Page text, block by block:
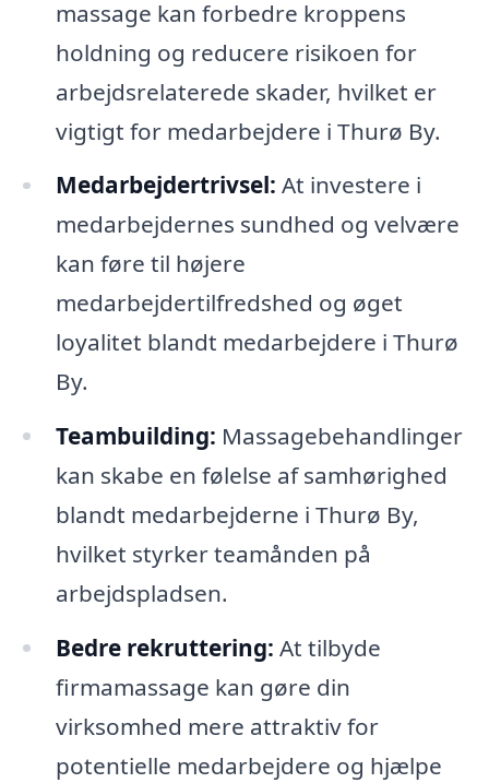
massage kan forbedre kroppens
holdning og reducere risikoen for
arbejdsrelaterede skader, hvilket er
vigtigt for medarbejdere i Thurø By.
Medarbejdertrivsel: At investere i
medarbejdernes sundhed og velvære
kan føre til højere
medarbejdertilfredshed og øget
loyalitet blandt medarbejdere i Thurø
By.
Teambuilding: Massagebehandlinger
kan skabe en følelse af samhørighed
blandt medarbejderne i Thurø By,
hvilket styrker teamånden på
arbejdspladsen.
Bedre rekruttering: At tilbyde
firmamassage kan gøre din
virksomhed mere attraktiv for
potentielle medarbejdere og hjælpe